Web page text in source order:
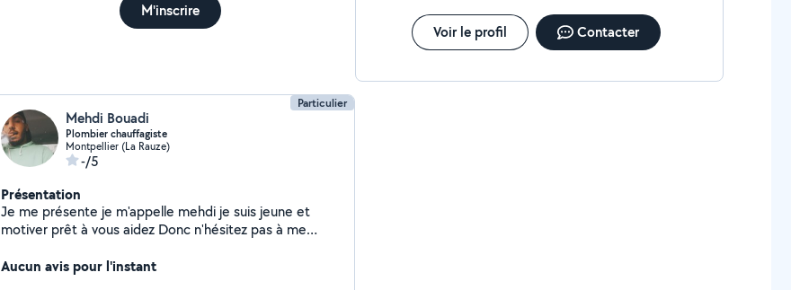
M'inscrire
Voir le profil Contacter
Particulier
Mehdi Bouadi
Plombier chauffagiste
Montpellier (La Rauze)
-/5
Présentation
Je me présente je m'appelle mehdi je suis jeune et
motiver prêt à vous aidez Donc n'hésitez pas à me
bien
Aucun avis pour l'instant